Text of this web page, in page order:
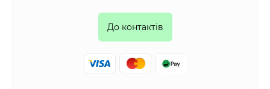
До контактів